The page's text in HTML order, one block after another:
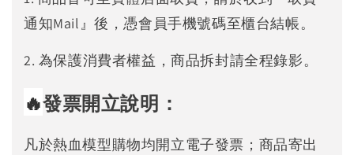
通知Mail』後，憑會員手機號碼至櫃台結帳。
2. 為保護消費者權益，商品拆封請全程錄影。
🔥發票開立說明：
凡於熱血模型購物均開立電子發票；商品寄出